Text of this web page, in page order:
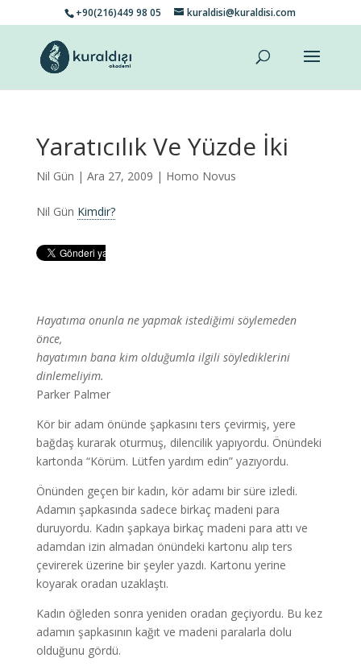
+90(216)449 98 05 kuraldisi@kuraldisi.com
Yaratıcılık Ve Yüzde İki
Nil Gün | Ara 27, 2009 | Homo Novus
Nil Gün Kimdir?
Hayatıma onunla ne yapmak istediğimi söylemeden
önce,
hayatımın bana kim olduğumla ilgili söylediklerini
dinlemeliyim.
Parker Palmer
Kör bir adam önünde şapkasını ters çevirmiş, yere
bağdaş kurarak oturmuş, dilencilik yapıyordu. Önündeki
kartonda “Körüm. Lütfen yardım edin” yazıyordu.
Önünden geçen bir kadın, kör adamı bir süre izledi.
Adamın şapkasında sadece birkaç madeni para
duruyordu. Kadın şapkaya birkaç madeni para attı ve
adamdan izin almadan önündeki kartonu alıp ters
çevirerek üzerine bir şeyler yazdı. Kartonu yerine
koyarak oradan uzaklaştı.
Kadın öğleden sonra yeniden oradan geçiyordu. Bu kez
adamın şapkasının kağıt ve madeni paralarla dolu
olduğunu gördü.